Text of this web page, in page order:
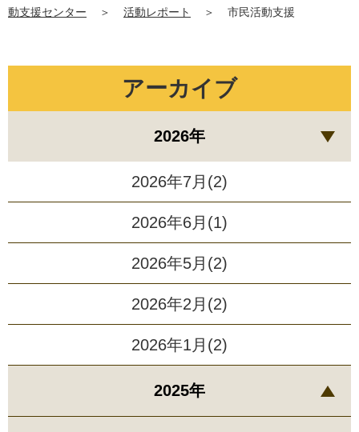
動支援センター
＞ 活動レポート ＞ 市民活動支援
アーカイブ
2026年
2026年7月(2)
2026年6月(1)
2026年5月(2)
2026年2月(2)
2026年1月(2)
2025年